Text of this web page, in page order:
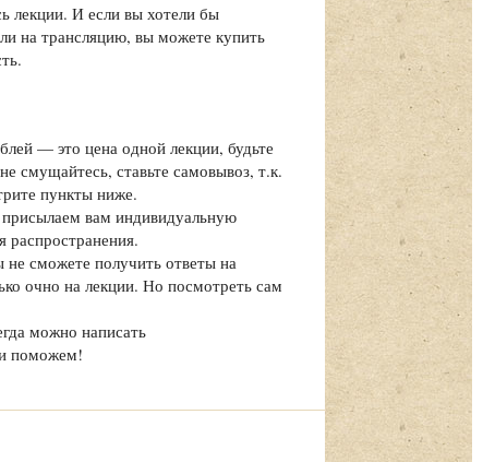
лекции. И если вы хотели бы
на трансляцию, вы можете купить
— это цена одной лекции, будьте
смущайтесь, ставьте самовывоз, т.к.
пункты ниже.
вам индивидуальную
распространения.
сможете получить ответы на
очно на лекции. Но посмотреть сам
можно написать
поможем!